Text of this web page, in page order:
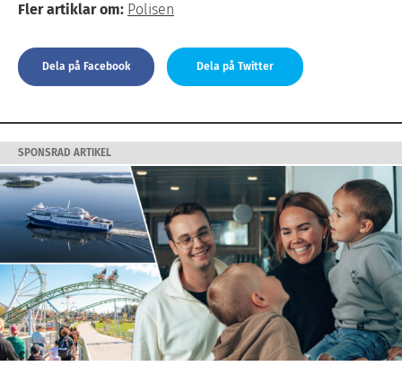
Fler artiklar om: Polisen
Dela på Facebook Dela på Twitter
SPONSRAD ARTIKEL